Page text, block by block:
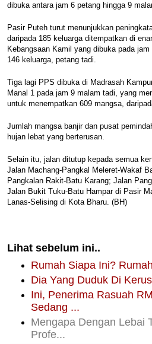
dibuka antara jam 6 petang hingga 9
Pasir Puteh turut menunjukkan
daripada 185 keluarga ditempatkan di
Kebangsaan Kamil yang dibuka pada
146 keluarga, petang tadi.
Tiga lagi PPS dibuka di Madrasah
Manal 1 pada jam 9 malam tadi, yang
untuk menempatkan 609 mangsa,
Jumlah mangsa banjir dan pusat
hujan lebat yang berterusan.
Selain itu, jalan ditutup kepada semua
Jalan Machang-Pangkal Meleret-Wakaf
Pangkalan Rakit-Batu Karang; Jalan
Jalan Bukit Tuku-Batu Hampar di Pasir
Lanas-Selising di Kota Bharu. (BH)
Lihat sebelum ini..
Rumah Siapa Ini?
Dia Yang Duduk Di
Ini, Penerima Rasuah
Sedang ...
Mengapa Dengan Lebai
Profe...